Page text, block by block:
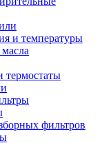
и температуры
термостаты
фильтров